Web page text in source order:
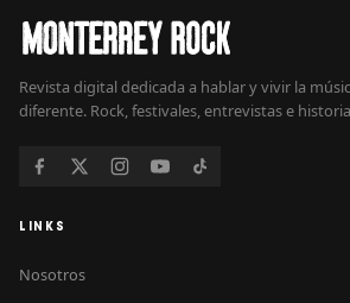
Revista digital dedicada a hablar y vivir la
diferente. Rock, festivales, entrevistas e
LINKS
Nosotros